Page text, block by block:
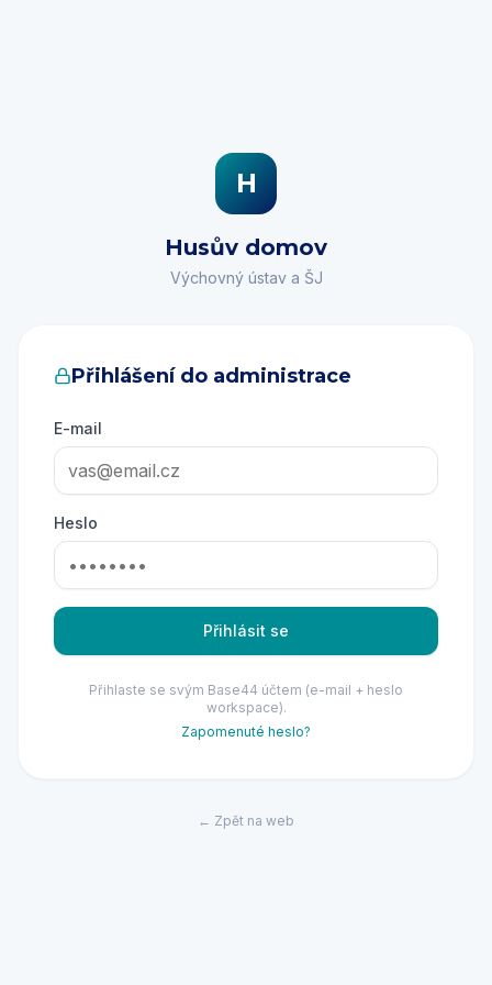
H
Husův domov
Výchovný ústav a ŠJ
Přihlášení do administrace
E-mail
Heslo
Přihlásit se
Přihlaste se svým Base44 účtem (e-mail + heslo
workspace).
Zapomenuté heslo?
← Zpět na web